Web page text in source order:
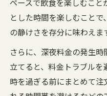
とした時間を楽しむこと
の静けさを存分に味わえま
さらに、深夜料金の発生
立てると、料金トラブル
時を過ぎる前にまとめて